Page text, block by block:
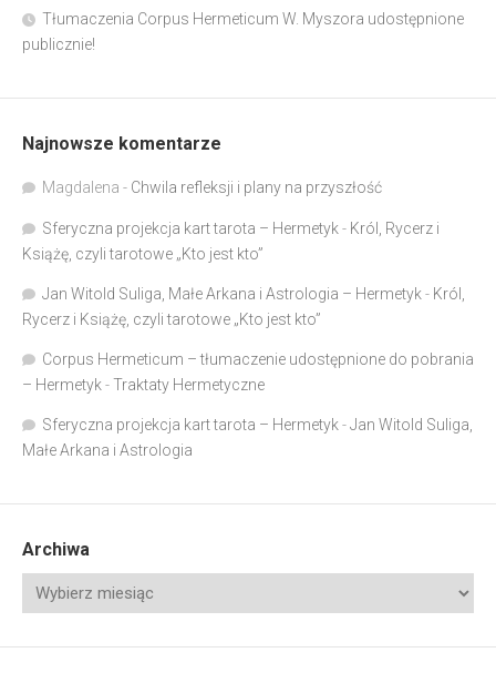
Tłumaczenia Corpus Hermeticum W. Myszora udostępnione
publicznie!
Najnowsze komentarze
Magdalena - Chwila refleksji i plany na przyszłość
Sferyczna projekcja kart tarota – Hermetyk - Król, Rycerz i
Książę, czyli tarotowe „Kto jest kto”
Jan Witold Suliga, Małe Arkana i Astrologia – Hermetyk - Król,
Rycerz i Książę, czyli tarotowe „Kto jest kto”
Corpus Hermeticum – tłumaczenie udostępnione do pobrania
– Hermetyk -Traktaty Hermetyczne
Sferyczna projekcja kart tarota – Hermetyk -Jan Witold Suliga,
Małe Arkana i Astrologia
Archiwa